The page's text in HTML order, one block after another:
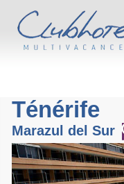
Ténérife
Marazul del Sur